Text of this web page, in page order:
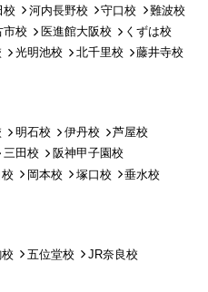
校 河内長野校 守口校
難波校
市校 医進館大阪校
くずは校
光明池校 北千里校
藤井寺校
明石校 伊丹校
芦屋校
三田校
阪神甲子園校
岡本校 塚口校
垂水校
五位堂校
JR奈良校